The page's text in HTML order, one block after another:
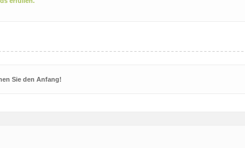
Sie den Anfang!